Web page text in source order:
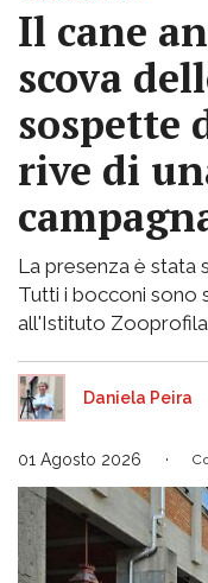
Il cane
scova
sospette
rive di
La presenza è stata
Tutti i bocconi sono
all'Istituto
Daniela Peira
01 Agosto 2026